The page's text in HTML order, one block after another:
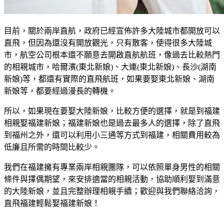
目前，關於兩岸直航，政府已經宣佈許多大陸城市都開放可以
直飛，但因為還沒有開放觀光，只有散客，使得很多大陸城
市，航空公司根本還不願意去開啟直航航班，像過去比較熱門
的相親城市，哈爾濱(東北新娘)、大連(東北新娘)、長沙(湖南
新娘)等，都還有實際的直飛航班，如果要娶東北新娘、湖南
新娘等，都要經過漫長的轉機。
所以，如果現在要娶大陸新娘，比較方便的選擇，就是到福建
相親娶福建新娘；福建新娘也是過去最多人的選擇，除了直飛
到福州之外，還可以利用小三通等方式到福建，相關費用較為
低廉且所需的時間比較少。
我們在福建擁有專業兩岸相親團隊，可以依照單身男性的相關
條件與擇偶期望，來安排適當的相親活動，協助順利娶到滿意
的大陸新娘，並且完整辦理相親手續；歡迎與我們聯絡洽詢，
直飛福建輕鬆娶福建新娘！